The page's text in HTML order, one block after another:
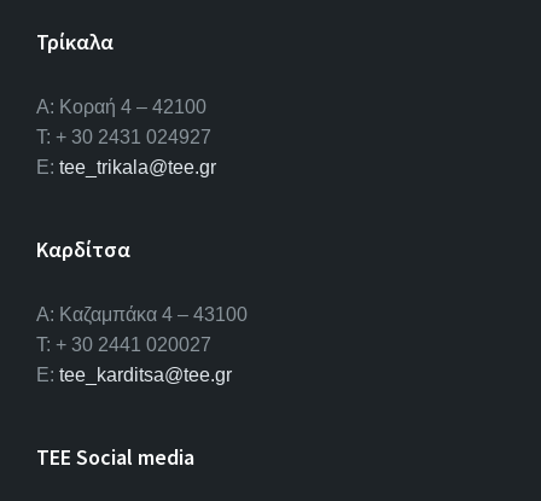
Τρίκαλα
Α: Κοραή 4 – 42100
T: + 30 2431 024927
E: tee_trikala@tee.gr
Καρδίτσα
Α: Καζαμπάκα 4 – 43100
T: + 30 2441 020027
E: tee_karditsa@tee.gr
TEE Social media